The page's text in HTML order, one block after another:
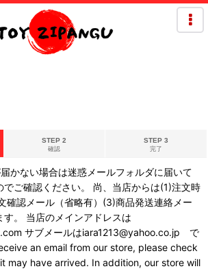
STEP 2
確認
STEP 3
完了
かない場合は迷惑メールフォルダに届いて
でご確認ください。 尚、当店からは(1)注文時
確認メール（省略有）(3)商品発送連絡メー
す。 当店のメインアドレスは
サブメールはiara1213@yahoo.co.jp で
an email from our store, please check
may have arrived. In addition, our store will